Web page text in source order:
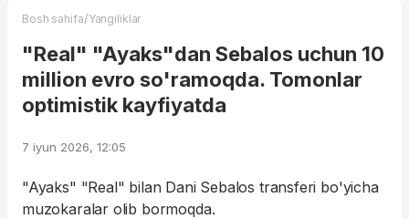
Bosh sahifa/Yangiliklar
"Real" "Ayaks"dan Sebalos uchun 10
million evro so'ramoqda. Tomonlar
optimistik kayfiyatda
7 iyun 2026, 12:05
"Ayaks" "Real" bilan Dani Sebalos transferi bo'yicha
muzokaralar olib bormoqda.